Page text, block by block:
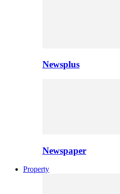
Newsplus
Newspaper
Property